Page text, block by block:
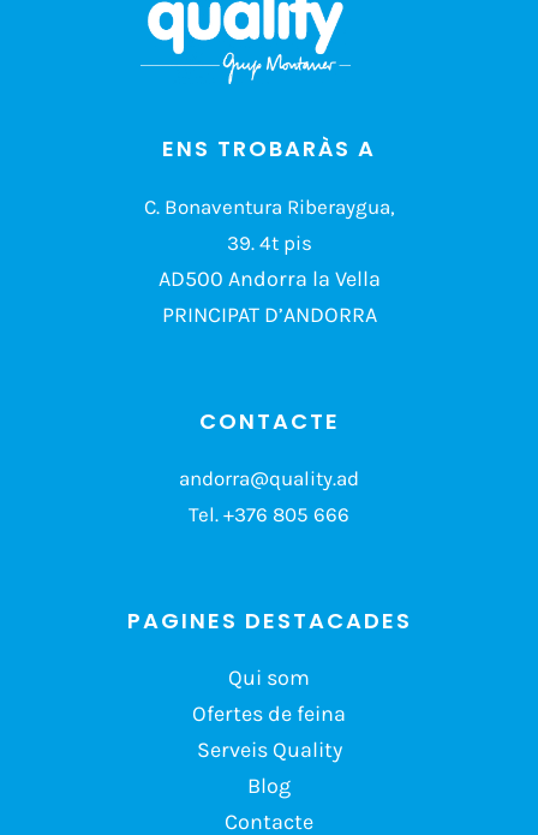
ENS TROBARÀS A
C. Bonaventura Riberaygua,
39. 4t pis
AD500 Andorra la Vella
PRINCIPAT D’ANDORRA
CONTACTE
andorra@quality.ad
Tel. +376 805 666
PAGINES DESTACADES
Qui som
Ofertes de feina
Serveis Quality
Blog
Contacte